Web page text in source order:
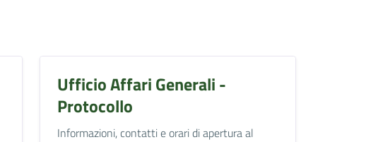
Ufficio Affari Generali -
Protocollo
Informazioni, contatti e orari di apertura al